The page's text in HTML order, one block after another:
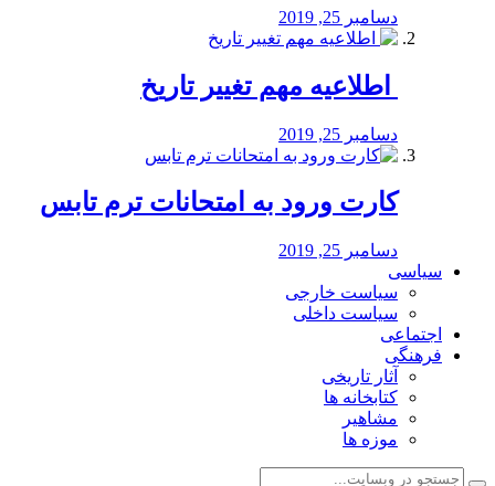
دسامبر 25, 2019
️ اطلاعیه مهم تغییر تاریخ
دسامبر 25, 2019
کارت ورود به امتحانات ترم تابس
دسامبر 25, 2019
سیاسی
سیاست خارجی
سیاست داخلی
اجتماعی
فرهنگی
آثار تاریخی
کتابخانه ها
مشاهیر
موزه ها